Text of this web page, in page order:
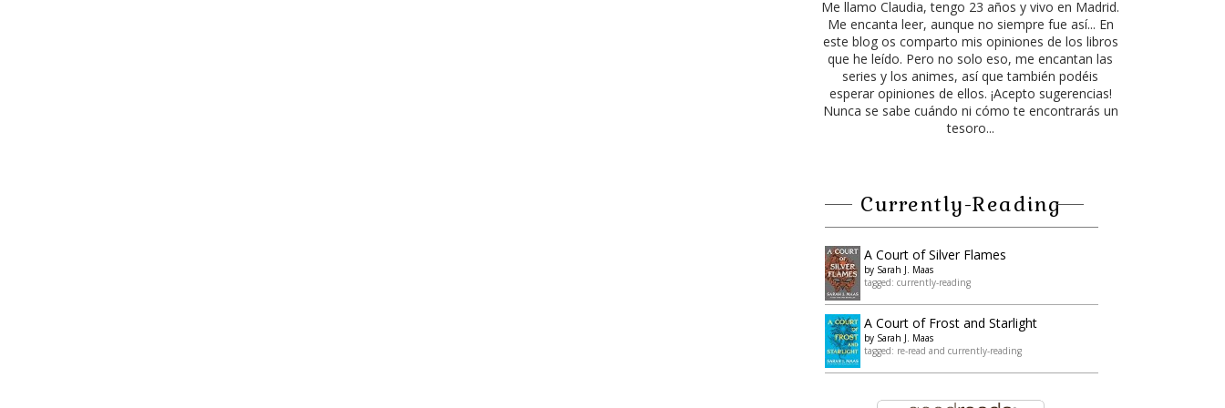
Me llamo Claudia, tengo 23 años y vivo en Madrid.
Me encanta leer, aunque no siempre fue así... En
este blog os comparto mis opiniones de los libros
que he leído. Pero no solo eso, me encantan las
series y los animes, así que también podéis
esperar opiniones de ellos. ¡Acepto sugerencias!
Nunca se sabe cuándo ni cómo te encontrarás un
tesoro...
Currently-Reading
A ​Court of Silver Flames
by Sarah J. Maas
tagged: currently-reading
A Court of Frost and Starlight
by Sarah J. Maas
tagged: re-read and currently-reading